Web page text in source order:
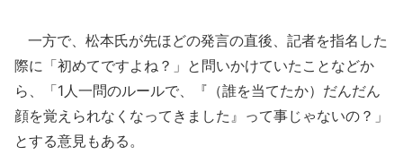
一方で、松本氏が先ほどの発言の直後、記者を指名した
際に「初めてですよね？」と問いかけていたことなどか
ら、「1人一問のルールで、『（誰を当てたか）だんだん
顔を覚えられなくなってきました』って事じゃないの？」
とする意見もある。